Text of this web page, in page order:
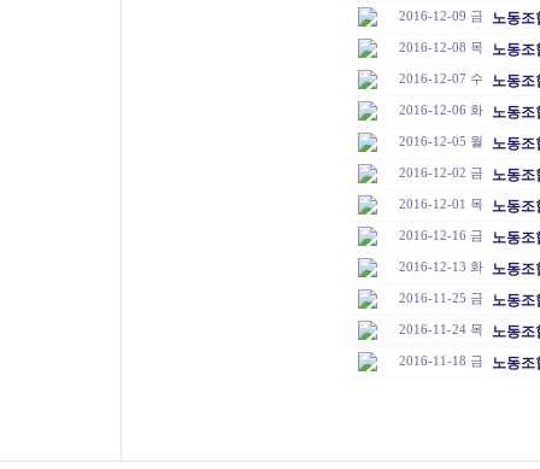
2016-12-09 금 노동조
2016-12-08 목 노동조
2016-12-07 수 노동조
2016-12-06 화 노동조
2016-12-05 월 노동조
2016-12-02 금 노동조
2016-12-01 목 노동조
2016-12-16 금 노동조
2016-12-13 화 노동조
2016-11-25 금 노동조
2016-11-24 목 노동조
2016-11-18 금 노동조